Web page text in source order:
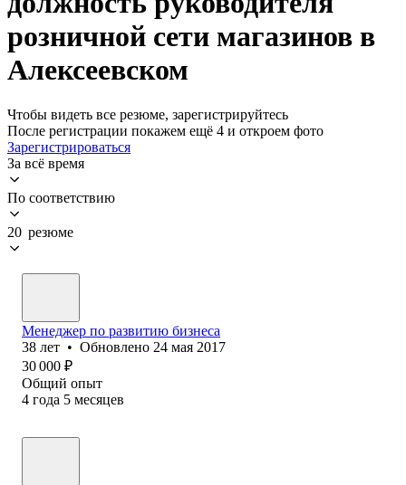
розничной сети магазинов в
Алексеевском
Чтобы видеть все резюме, зарегистрируйтесь
После регистрации покажем ещё 4 и откроем фото
Зарегистрироваться
За всё время
По соответствию
20 резюме
Менеджер по развитию бизнеса
38 лет • Обновлено 24 мая 2017
30 000 ₽
Общий опыт
4 года 5 месяцев